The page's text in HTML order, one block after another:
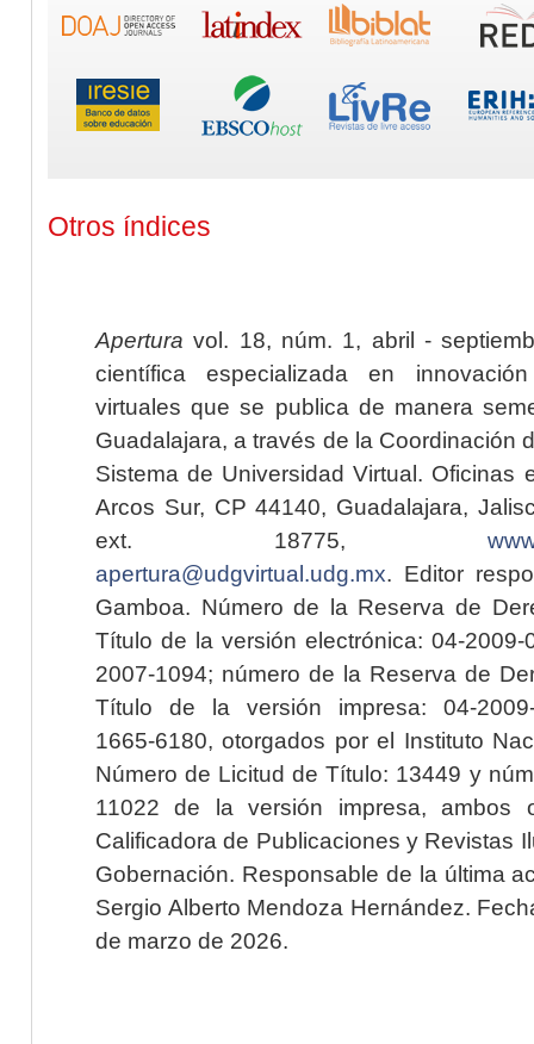
Otros índices
Apertura vol. 18, núm. 1, abril -
científica especializada en
virtuales que se publica de manera
Guadalajara, a través de la Coordinación
Sistema de Universidad Virtual. Oficinas
Arcos Sur, CP 44140, Guadalajara,
ext. 18775,
apertura@udgvirtual.udg.mx. Editor
Gamboa. Número de la Reserva de
Título de la versión electrónica: 04-2009-
2007-1094; número de la Reserva de
Título de la versión impresa: 04-2009-
1665-6180, otorgados por el Instituto
Número de Licitud de Título: 13449 y
11022 de la versión impresa, ambos
Calificadora de Publicaciones y Revistas
Gobernación. Responsable de la última
Sergio Alberto Mendoza Hernández.
de marzo de 2026.